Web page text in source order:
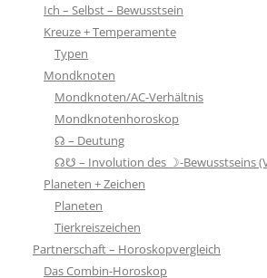
Ich – Selbst – Bewusstsein
Kreuze + Temperamente
Typen
Mondknoten
Mondknoten/AC-Verhältnis
Mondknotenhoroskop
☊ – Deutung
☊☋ – Involution des ☽-Bewusstseins
Planeten + Zeichen
Planeten
Tierkreiszeichen
Partnerschaft – Horoskopvergleich
Das Combin-Horoskop